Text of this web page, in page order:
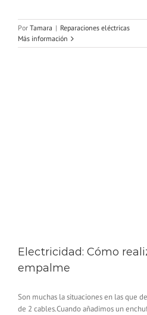
Por Tamara | Reparaciones eléctricas
Más información
Electricidad: Cómo
empalme
Son muchas la situaciones en las que
de 2 cables.Cuando añadimos un